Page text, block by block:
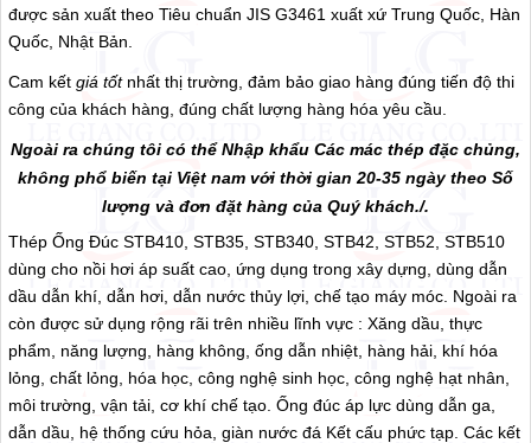
được sản xuất theo Tiêu chuẩn JIS G3461 xuất xứ Trung Quốc, Hàn
Quốc, Nhật Bản.
Cam kếtgiá tốt nhất thị trường, đảm bảo giao hàng đúng tiến độ thi
công của khách hàng, đúng chất lượng hàng hóa yêu cầu.
Ngoài ra chúng tôi có thể Nhập khẩu Các mác thép đặc chủng,
không phổ biến tại Việt nam với thời gian 20-35 ngày theo Số
lượng và đơn đặt hàng của Quý khách./.
Thép Ống Đúc STB410, STB35, STB340, STB42, STB52, STB510
dùng cho nồi hơi áp suất cao, ứng dụng trong xây dựng, dùng dẫn
dầu dẫn khí, dẫn hơi, dẫn nước thủy lợi, chế tạo máy móc. Ngoài ra
còn được sử dụng rộng rãi trên nhiều lĩnh vực : Xăng dầu, thực
phẩm, năng lượng, hàng không, ống dẫn nhiệt, hàng hải, khí hóa
lỏng, chất lỏng, hóa học, công nghệ sinh học, công nghệ hạt nhân,
môi trường, vận tải, cơ khí chế tạo. Ống đúc áp lực dùng dẫn ga,
dẫn dầu, hệ thống cứu hỏa, giàn nước đá Kết cấu phức tạp. Các kết